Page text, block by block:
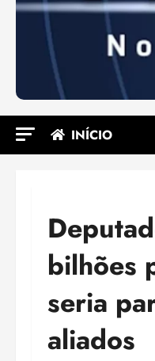
INÍCIO
bilhões
seria
aliados